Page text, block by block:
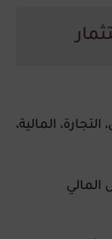
المالية،
المالي